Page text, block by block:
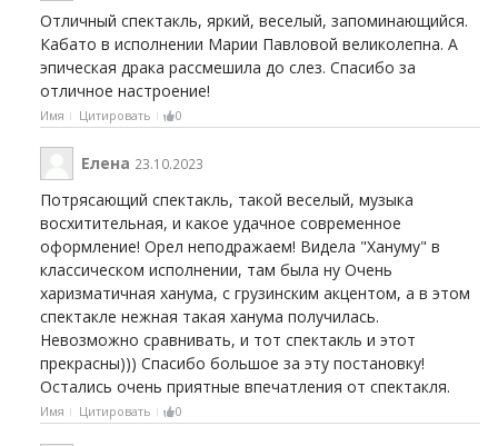
Отличный спектакль, яркий, веселый, запоминающийся.
Кабато в исполнении Марии Павловой великолепна. А
эпическая драка рассмешила до слез. Спасибо за
отличное настроение!
Имя Цитировать 0
Елена 23.10.2023
Потрясающий спектакль, такой веселый, музыка
восхитительная, и какое удачное современное
оформление! Орел неподражаем! Видела "Хануму" в
классическом исполнении, там была ну Очень
харизматичная ханума, с грузинским акцентом, а в этом
спектакле нежная такая ханума получилась.
Невозможно сравнивать, и тот спектакль и этот
прекрасны))) Спасибо большое за эту постановку!
Остались очень приятные впечатления от спектакля.
Имя Цитировать 0